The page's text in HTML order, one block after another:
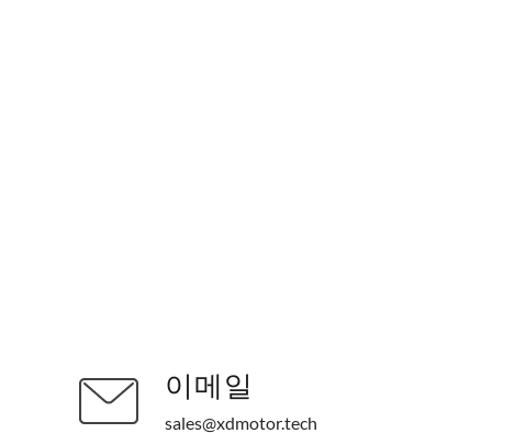
이메일
sales@xdmotor.tech